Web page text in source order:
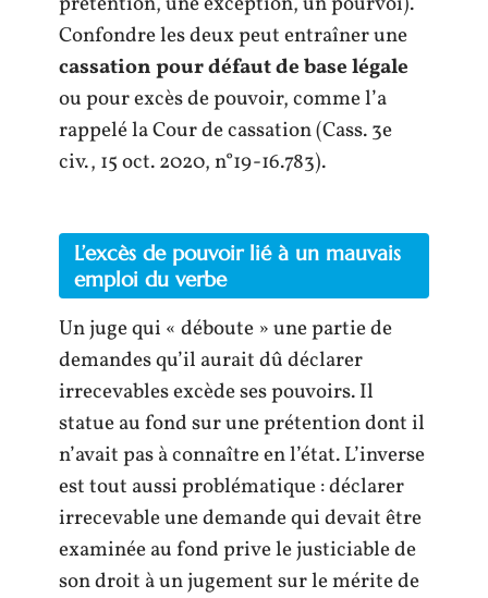
Confondre les deux peut entraîner une
cassation pour défaut de base légale
ou pour excès de pouvoir, comme l’a
rappelé la Cour de cassation (Cass. 3e
civ., 15 oct. 2020, n°19-16.783).
L’excès de pouvoir lié à un mauvais
emploi du verbe
Un juge qui « déboute » une partie de
demandes qu’il aurait dû déclarer
irrecevables excède ses pouvoirs. Il
statue au fond sur une prétention dont il
n’avait pas à connaître en l’état. L’inverse
est tout aussi problématique : déclarer
irrecevable une demande qui devait être
examinée au fond prive le justiciable de
son droit à un jugement sur le mérite de